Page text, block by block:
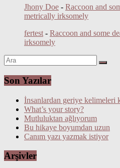
Jhony Doe - Raccoon and
metrically irksomely
fertest - Raccoon and some
irksomely
Son Yazılar
İnsanlardan geriye kelimeleri
What’s your story?
Mutluluktan ağlıyorum
Bu hikaye boyumdan uzun
Canım yazı yazmak istiyor
Arşivler